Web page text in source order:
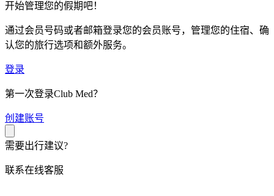
开始管理您的假期吧！
通过会员号码或者邮箱登录您的会员账号，管理您的住宿、确
认您的旅行选项和额外服务。
登录
第一次登录Club Med？
创 建账号
需要出行建议?
联系在线客服